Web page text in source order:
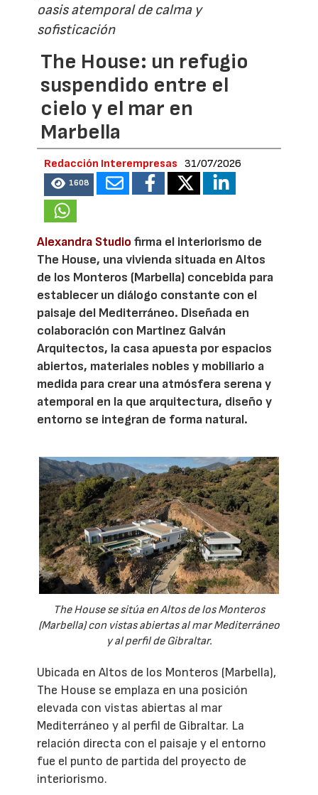
oasis atemporal de calma y
sofisticación
The House: un refugio
suspendido entre el
cielo y el mar en
Marbella
Redacción Interempresas 31/07/2026
1608
Alexandra Studio firma el interiorismo de
The House, una vivienda situada en Altos
de los Monteros (Marbella) concebida para
establecer un diálogo constante con el
paisaje del Mediterráneo. Diseñada en
colaboración con Martinez Galván
Arquitectos, la casa apuesta por espacios
abiertos, materiales nobles y mobiliario a
medida para crear una atmósfera serena y
atemporal en la que arquitectura, diseño y
entorno se integran de forma natural.
The House se sitúa en Altos de los Monteros
(Marbella) con vistas abiertas al mar Mediterráneo
y al perfil de Gibraltar.
Ubicada en Altos de los Monteros (Marbella),
The House se emplaza en una posición
elevada con vistas abiertas al mar
Mediterráneo y al perfil de Gibraltar. La
relación directa con el paisaje y el entorno
fue el punto de partida del proyecto de
interiorismo.